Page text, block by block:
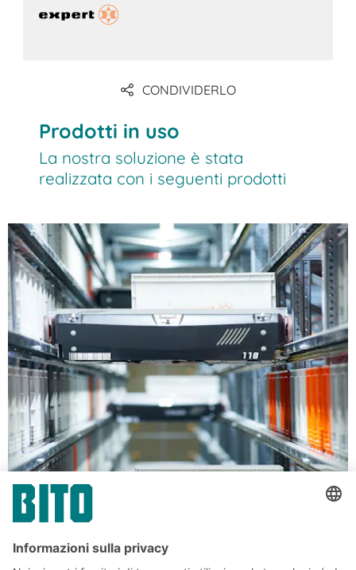
CONDIVIDERLO
Prodotti in uso
La nostra soluzione è stata
realizzata con i seguenti prodotti